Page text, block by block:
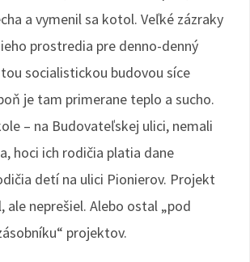
a vymenil sa kotol. Veľké zázraky
prostredia pre denno-denný
socialistickou budovou síce
je tam primerane teplo a sucho.
– na Budovateľskej ulici, nemali
hoci ich rodičia platia dane
detí na ulici Pionierov. Projekt
ale neprešiel. Alebo ostal „pod
projektov.